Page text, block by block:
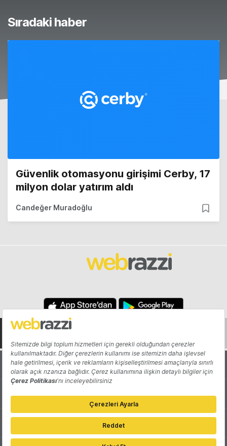
Sıradaki haber
Güvenlik otomasyonu girişimi Cerby, 17
milyon dolar yatırım aldı
Candeğer Muradoğlu
Hakkında Yazarlar
Katkıda Bulun Reklam